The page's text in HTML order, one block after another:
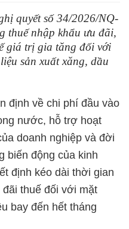
quyết số 34/2026/NQ-
thuế nhập khẩu ưu đãi,
giá trị gia tăng đối với
sản xuất xăng, dầu
định về chi phí đầu vào
nước, hỗ trợ hoạt
doanh nghiệp và đời
biến động của kinh
định kéo dài thời gian
thuế đối với mặt
bay đến hết tháng